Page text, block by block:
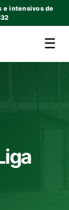
e intensivos de
☰